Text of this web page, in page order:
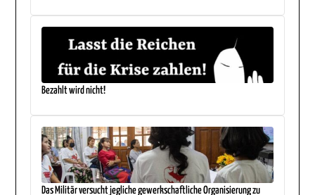
Bezahlt wird nicht!
Das Militär versucht jegliche gewerkschaftliche Organisierung zu